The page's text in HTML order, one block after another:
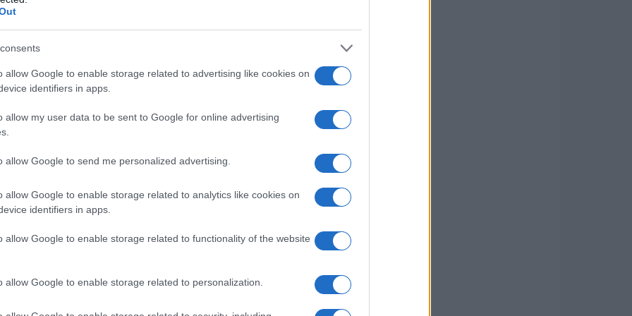
allow Google to enable storage related to advertising like cookies on
identifiers in apps.
allow my user data to be sent to Google for online advertising
allow Google to send me personalized advertising.
allow Google to enable storage related to analytics like cookies on
identifiers in apps.
allow Google to enable storage related to functionality of the website
allow Google to enable storage related to personalization.
automaticamente quando il robot
tua casa impeccabile! Non ti sembra un sogno
che si adatta a te
e proprio assistente domestico! Grazie al
domestici, sarai felice di sapere che offre
per le chiamate video e il “Video Call &
mentre sei fuori. La numero 4 ti